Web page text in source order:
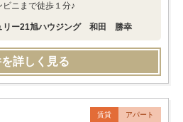
ビニまで徒歩１分♪
リー21旭ハウジング 和田 勝幸
詳しく見る
賃貸 アパート